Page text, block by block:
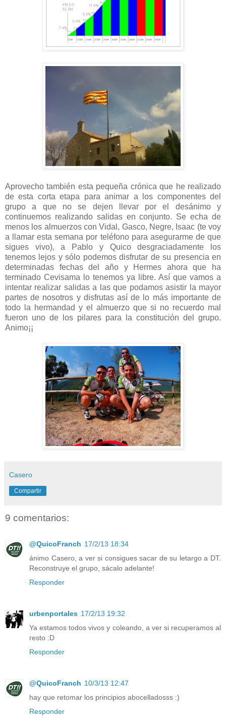
Aprovecho también esta pequeña crónica que he realizado
de esta corta etapa para animar a los componentes del
grupo a que no se dejen llevar por el desánimo y
continuemos realizando salidas en conjunto. Se echa de
menos los almuerzos con Vidal, Gasco, Negre, Isaac (te voy
a llamar esta semana por teléfono para asegurarme de que
sigues vivo), a Pablo y Quico desgraciadamente los
tenemos lejos y sólo podemos disfrutar de su presencia en
determinadas fechas del año y Hermes ahora que ha
terminado Cevisama lo tenemos ya libre. Así que vamos a
intentar realizar salidas a las que podamos asistir la mayor
partes de nosotros y disfrutas así de lo más importante de
todo la hermandad y el almuerzo que si no recuerdo mal
fueron uno de los pilares para la constitución del grupo.
Animo¡¡
Casero
Compartir
9 comentarios:
@QuicoFranch 17/2/13 18:34
ánimo Casero, a ver si consigues sacar de su letargo a DT.
Reconstruye el grupo, sácalo adelante!
Responder
urbenportales 17/2/13 19:32
Ya estamos todos vivos y coleando, a ver si recuperamos al
resto :D
Responder
@QuicoFranch 10/3/13 12:47
hay que retomar los principios abocelladosss :)
Responder